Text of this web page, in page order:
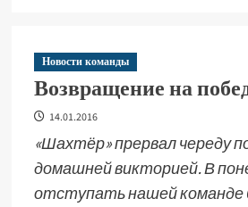
Новости команды
Возвращение на
14.01.2016
«Шахтёр» прервал череду
домашней викторией. В
отступать нашей команде